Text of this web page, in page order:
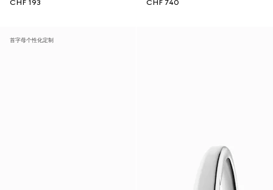
CHF 193
CHF 740
首字母个性化定制